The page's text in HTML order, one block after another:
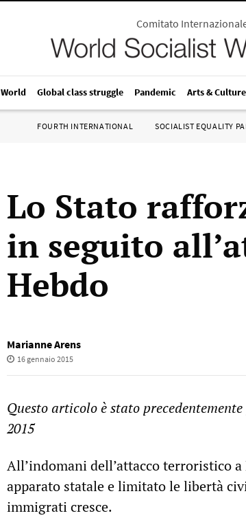
Comitato
World Global class struggle Pandemic Arts & Culture
FOURTH INTERNATIONAL SOCIALIST EQUALITY
Lo Stato
in seguito
Hebdo
Marianne Arens
16 gennaio 2015
Questo articolo è stato
2015
All’indomani dell’attacco terroristico
apparato statale e limitato le libertà
immigrati cresce.